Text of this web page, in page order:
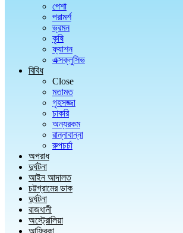
পেশা
পরামর্শ
ভ্রমন
কৃষি
ফ্যাশন
এক্সক্লুসিভ
বিবিধ
Close
মতামত
গৃহসজ্জা
চাকরি
অন্যরকম
রান্নাবান্না
রুপচর্চা
অপরাধ
দুর্ঘটনা
আইন আদালত
চট্টগ্রামের ডাক
দুর্ঘটনা
রাজধানী
অস্ট্রোলিয়া
আফ্রিকা